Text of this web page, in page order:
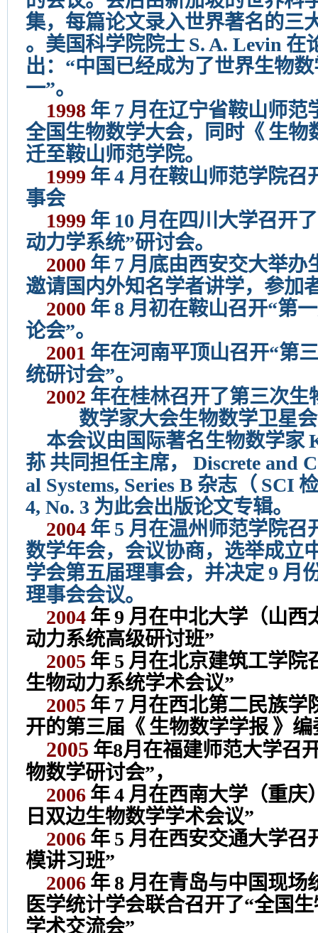
集，每篇论文录入世界著名的
。美国科学院院士 S. A. Levin 在
出：“中国已经成为了世界生物
一”。
1998 年 7 月在辽宁省鞍山师范
全国生物数学大会，同时《 生物
迁至鞍山师范学院。
1999 年 4 月在鞍山师范学院召
事会
1999 年 10 月在四川大学召开
动力学系统”研讨会。
2000 年 7 月底由西安交大举办
邀请国内外知名学者讲学，参加
2000 年 8 月初在鞍山召开“第
论会”。
2001 年在河南平顶山召开“第
统研讨会”。
2002 年在桂林召开了第三次生
数学家大会生物数学卫星
本会议由国际著名生物数学家
荪 共同担任主席，
Discrete and
al Systems, Series B 杂志（ SCI
4, No. 3 为此会出版论文专辑。
2004 年 5 月在温州师范学院召
数学年会，会议协商，选举成立
学会第五届理事会，并决定9 月
理事会会议。
2004 年 9 月在中北大学（山西
动力系统高级研讨班”
2005 年 5 月在北京建筑工学院
生物动力系统学术会议”
2005 年 7 月在西北第二民族学
开的第三届《 生物数学学报 》编
2005 年8月在福建师范大学召
物数学研讨会”，
2006 年 4 月在西南大学（重庆
日双边生物数学学术会议”
2006 年 5 月在西安交通大学召
模讲习班”
2006 年 8 月在青岛与中国现场
医学统计学会联合召开了“全国
学术交流会”